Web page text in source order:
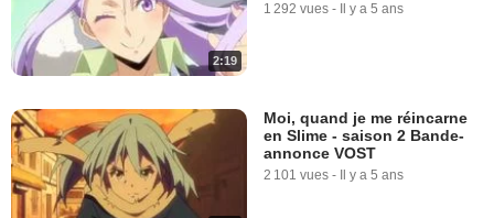
2:19
1 292 vues - Il y a 5 ans
Moi, quand je me réincarne
en Slime - saison 2 Bande-
annonce VOST
2 101 vues - Il y a 5 ans